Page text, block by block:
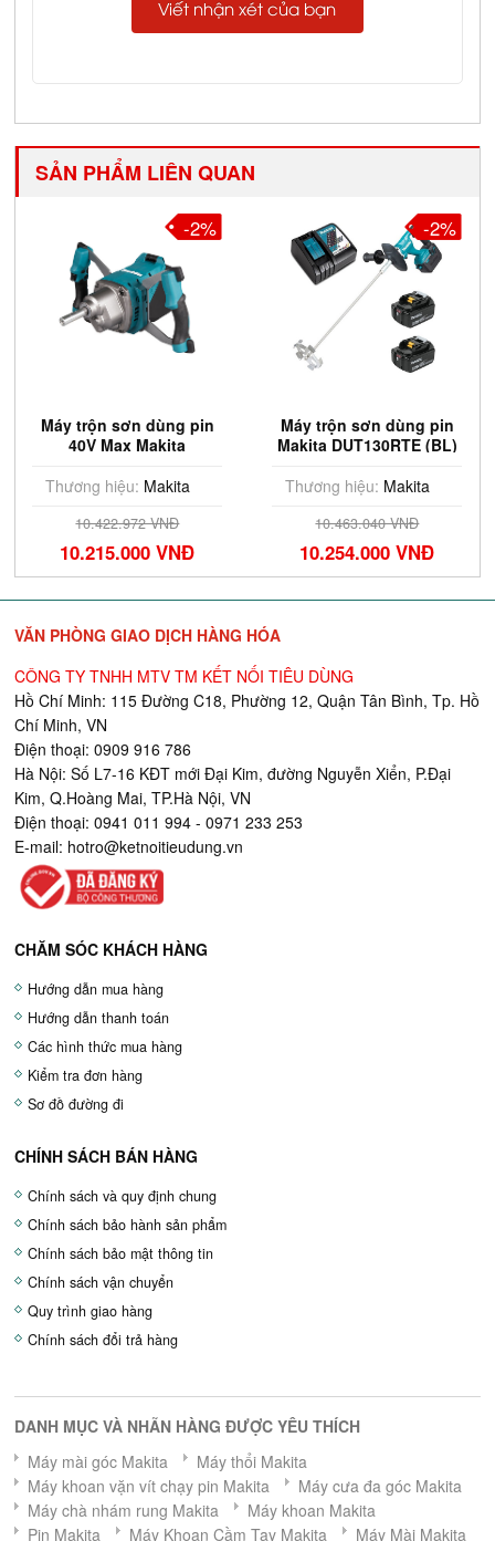
Viết nhận xét của bạn
SẢN PHẨM LIÊN QUAN
Máy trộn sơn dùng pin
40V Max Makita
Sạc)
Thương hiệu: Makita
10.422.972 VNĐ
10.215.000 VNĐ
-2%
Máy trộn sơn dùng pin
Makita DUT130RTE (BL)
Thương hiệu: Makita
10.463.040 VNĐ
10.254.000 VNĐ
-2%
VĂN PHÒNG GIAO DỊCH HÀNG HÓA
CÔNG TY TNHH MTV TM KẾT NỐI TIÊU DÙNG
Hồ Chí Minh: 115 Đường C18, Phường 12, Quận Tân Bình, Tp. Hồ
Chí Minh, VN
Điện thoại: 0909 916 786
Hà Nội: Số L7-16 KĐT mới Đại Kim, đường Nguyễn Xiển, P.Đại
Kim, Q.Hoàng Mai, TP.Hà Nội, VN
Điện thoại: 0941 011 994 - 0971 233 253
E-mail: hotro@ketnoitieudung.vn
CHĂM SÓC KHÁCH HÀNG
Hướng dẫn mua hàng
Hướng dẫn thanh toán
Các hình thức mua hàng
Kiểm tra đơn hàng
Sơ đồ đường đi
CHÍNH SÁCH BÁN HÀNG
Chính sách và quy định chung
Chính sách bảo hành sản phẩm
Chính sách bảo mật thông tin
Chính sách vận chuyển
Quy trình giao hàng
Chính sách đổi trả hàng
DANH MỤC VÀ NHÃN HÀNG ĐƯỢC YÊU THÍCH
Máy mài góc Makita
Máy thổi Makita
Máy khoan vặn vít chạy pin Makita
Máy cưa đa góc Makita
Máy chà nhám rung Makita
Máy khoan Makita
Pin Makita
Máy Khoan Cầm Tay Makita Máy Mài Makita